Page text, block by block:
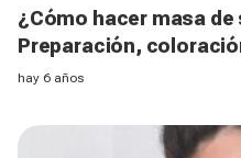
¿Cómo hacer masa
Preparación,
hay 6 años